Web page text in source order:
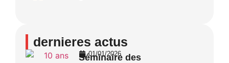
dernieres actus
01/01/2026
Séminaire des